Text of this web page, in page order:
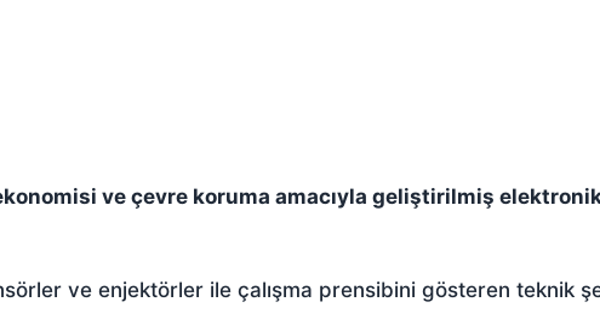
ve çevre koruma amacıyla geliştirilmiş